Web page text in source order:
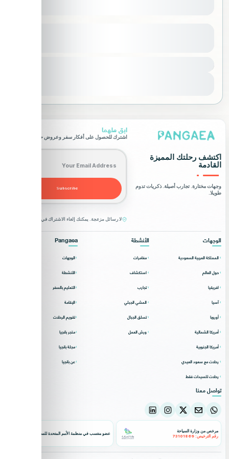
7000 SAR
اكتشف رحلتك المميزة
القادمة
وجهات مختارة. تجارب أصيلة. ذكريات تدوم
طويلا.
ابق ملهما
اشترك للحصول على أفكار سفر وعروض حصرية.
Email address
Subscribe
لا رسائل مزعجة. يمكنك إلغاء الاشتراك في أي وقت.
الوجهات
المملكة العربية السعودية
حول العالم
افريقيا
آسيا
أوروبا
أمريكا الشمالية
أمريكا الجنوبية
رحلات مع سعود العيدي
رحلات للسيدات فقط
الأنشطة
مغامرات
استكشاف
تجارب
المشي الجبلي
تسلق الجبال
ورش العمل
Pangaea
الوجهات
الأنشطة
التعليم بالسفر
الإقامة
تقويم الرحلات
متجر بانجيا
مجلة بانجيا
عن بانجيا
تواصل معنا
مرخص من وزارة السياحة
رقم الترخيص: 73101869
عضو منتسب في منظمة الأمم المتحدة للسياحة